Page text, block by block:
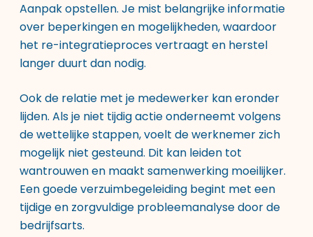
Aanpak opstellen. Je mist belangrijke informatie
over beperkingen en mogelijkheden, waardoor
het re-integratieproces vertraagt en herstel
langer duurt dan nodig.
Ook de relatie met je medewerker kan eronder
lijden. Als je niet tijdig actie onderneemt volgens
de wettelijke stappen, voelt de werknemer zich
mogelijk niet gesteund. Dit kan leiden tot
wantrouwen en maakt samenwerking moeilijker.
Een goede verzuimbegeleiding begint met een
tijdige en zorgvuldige probleemanalyse door de
bedrijfsarts.